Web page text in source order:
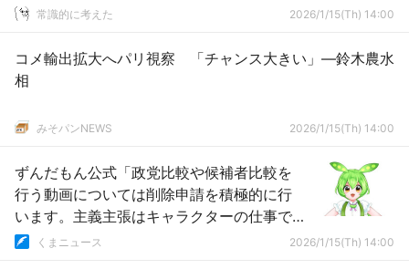
常識的に考えた 2026/1/15(Th) 14:00
コメ輸出拡大へパリ視察 「チャンス大きい」―鈴木農水
相
みそパンNEWS 2026/1/15(Th) 14:00
ずんだもん公式「政党比較や候補者比較を
行う動画については削除申請を積極的に行
います。主義主張はキャラクターの仕事で
はございません」
くまニュース 2026/1/15(Th) 14:00